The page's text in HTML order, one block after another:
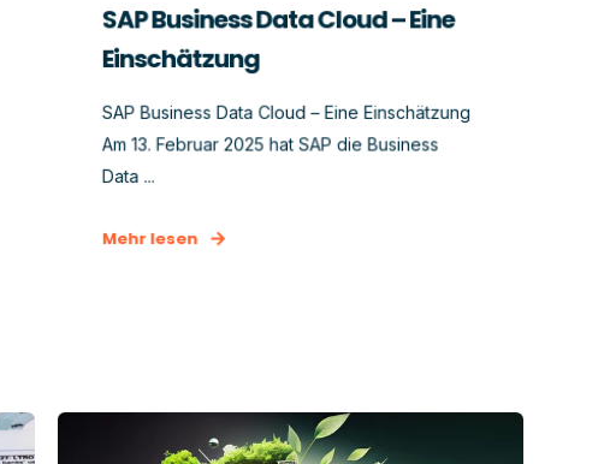
SAP Business Data Cloud – Eine
Einschätzung
SAP Business Data Cloud – Eine Einschätzung
Am 13. Februar 2025 hat SAP die Business
Data ...
Mehr lesen